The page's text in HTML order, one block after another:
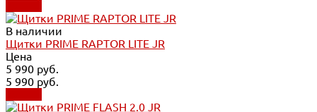
В наличии
Щитки PRIME RAPTOR LITE JR
Цена
5 990 руб.
5 990 руб.